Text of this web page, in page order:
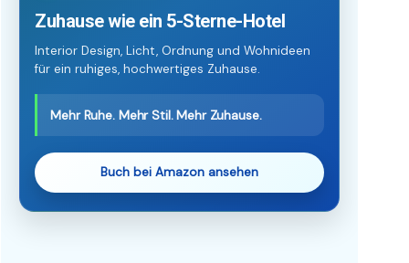
Zuhause wie ein 5-Sterne-Hotel
Interior Design, Licht, Ordnung und Wohnideen
für ein ruhiges, hochwertiges Zuhause.
Mehr Ruhe. Mehr Stil. Mehr Zuhause.
Buch bei Amazon ansehen